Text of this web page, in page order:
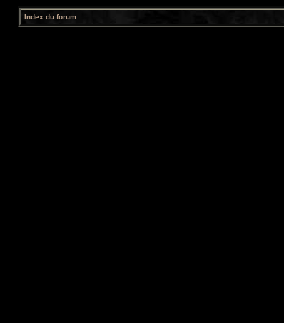
Index du forum